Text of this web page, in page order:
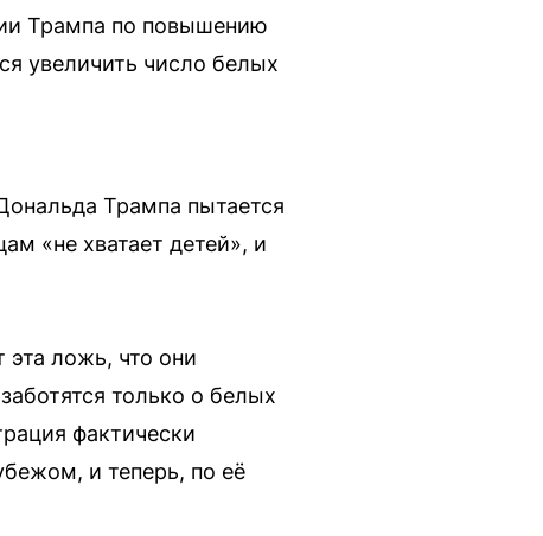
Трампа по повышению
увеличить число белых
Трампа пытается
«не хватает детей», и
ложь, что они
только о белых
фактически
и теперь, по её